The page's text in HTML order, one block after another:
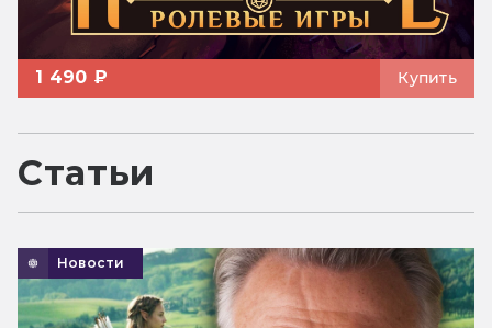
1 490 ₽ Купить
Статьи
Новости